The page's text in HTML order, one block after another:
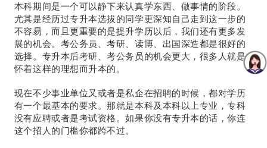
本科期间是一个可以静下来认真学东西、做事情的阶段。
尤其是经历过专升本选拔的同学更深知自己走到这一步的
不容易，而且更重要的是提升学历以后，我们还有更多发
展的机会。考公务员、考研、读博、出国深造都是很好的
选择。专升本后考研、考公务员的机会更大，很多人就是
怀着这样的理想而升本的。
现在不少事业单位又或者是私企在招聘的时候，都对学历
有一个最基本的要求。那就是本科及本科以上专业，专科
没有应聘或者是考试资格。如果你没有专升本的话，你连
这个招人的门槛你都跨不过。